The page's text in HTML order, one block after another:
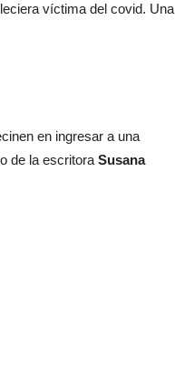
víctima del covid. Una
en ingresar a una
de la escritora Susana